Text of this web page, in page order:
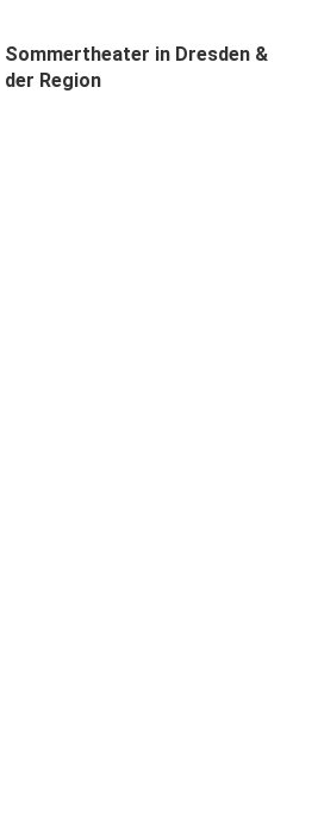
Sommertheater in Dresden &
der Region